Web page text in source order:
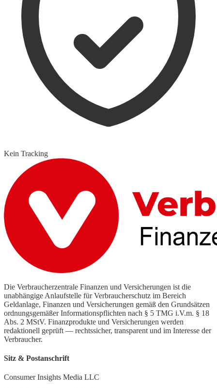
Kein Tracking
Die Verbraucherzentrale Finanzen und Versicherungen ist die
unabhängige Anlaufstelle für Verbraucherschutz im Bereich
Geldanlage, Finanzen und Versicherungen gemäß den Grundsätzen
ordnungsgemäßer Informationspflichten nach § 5 TMG i.V.m. § 18
Abs. 2 MStV. Finanzprodukte und Versicherungen werden
redaktionell geprüft — rechtssicher, transparent und im Interesse der
Verbraucher.
Sitz & Postanschrift
Consumer Insights Media LLC